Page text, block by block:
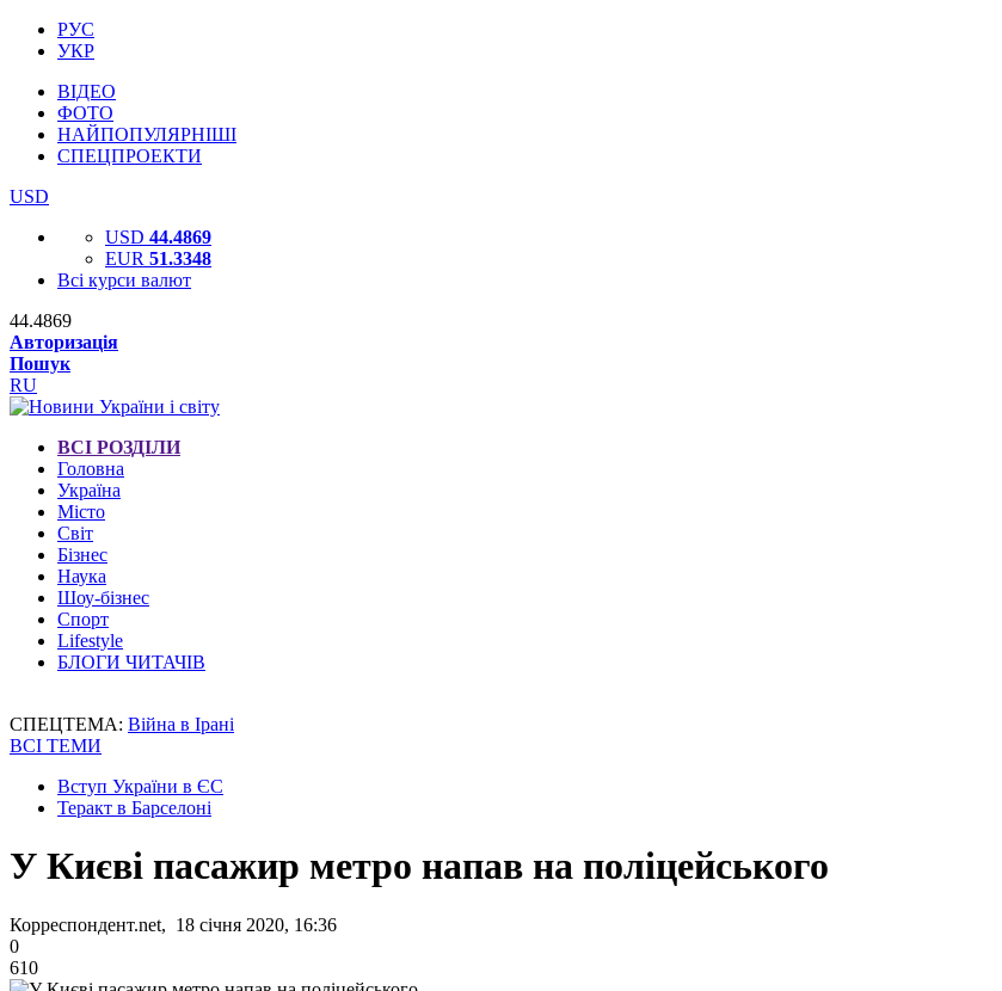
РУС
УКР
ВІДЕО
ФОТО
НАЙПОПУЛЯРНІШІ
СПЕЦПРОЕКТИ
USD
USD 44.4869
EUR 51.3348
Всі курси валют
44.4869
Авторизація
Пошук
RU
ВСІ РОЗДІЛИ
Головна
Україна
Місто
Світ
Бізнес
Наука
Шоу-бізнес
Спорт
Lifestyle
БЛОГИ ЧИТАЧІВ
СПЕЦТЕМА: Війна в Ірані
ВСІ ТЕМИ
Вступ України в ЄС
Теракт в Барселоні
У Києві пасажир метро напав на поліцейського
Корреспондент.net, 18 січня 2020, 16:36
0
610